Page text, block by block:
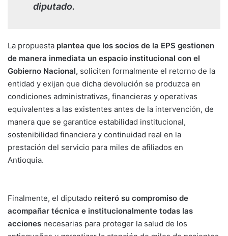
diputado.
La propuesta plantea que los socios de la EPS gestionen
de manera inmediata un espacio institucional con el
Gobierno Nacional, soliciten formalmente el retorno de la
entidad y exijan que dicha devolución se produzca en
condiciones administrativas, financieras y operativas
equivalentes a las existentes antes de la intervención, de
manera que se garantice estabilidad institucional,
sostenibilidad financiera y continuidad real en la
prestación del servicio para miles de afiliados en
Antioquia.
Finalmente, el diputado reiteró su compromiso de
acompañar técnica e institucionalmente todas las
acciones necesarias para proteger la salud de los